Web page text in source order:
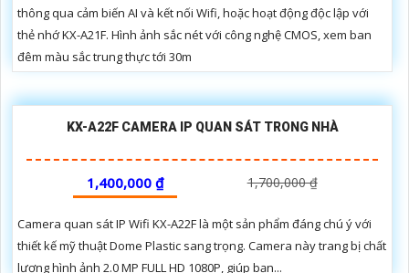
thông qua cảm biến AI và kết nối Wifi, hoặc hoạt động độc lập với
thẻ nhớ KX-A21F. Hình ảnh sắc nét với công nghệ CMOS, xem ban
đêm màu sắc trung thực tới 30m
KX-A22F CAMERA IP QUAN SÁT TRONG NHÀ
1,400,000 ₫ 1,700,000 ₫
Camera quan sát IP Wifi KX-A22F là một sản phẩm đáng chú ý với
thiết kế mỹ thuật Dome Plastic sang trọng. Camera này trang bị chất
lượng hình ảnh 2.0 MP FULL HD 1080P, giúp bạn...